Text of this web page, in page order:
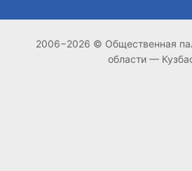
2006−2026 © Общественная
области —